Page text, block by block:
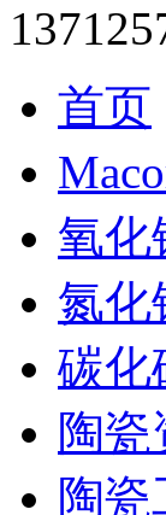
首页
氧化
氮化
碳化
陶瓷
陶瓷